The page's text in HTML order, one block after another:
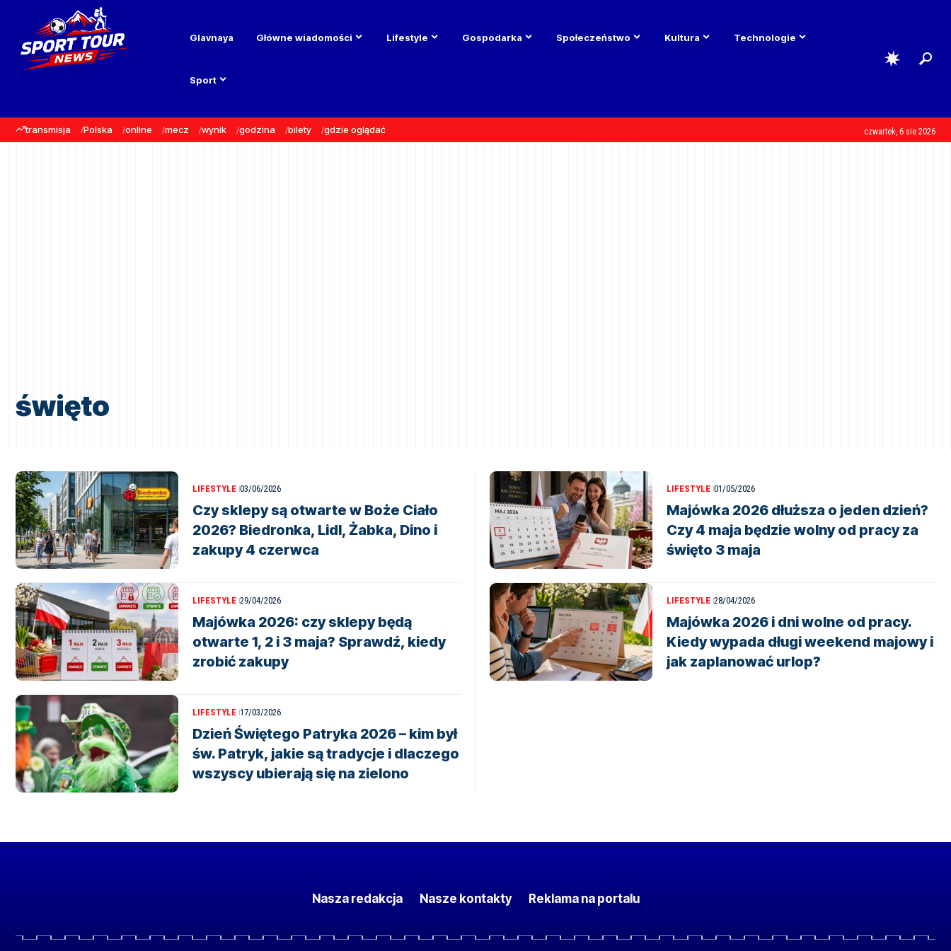
Glavnaya Główne wiadomości Lifestyle Gospodarka Społeczeństwo Kultura Technologie
Sport
transmisja Polska online mecz wynik godzina bilety gdzie oglądać czwartek, 6 sie 2026
święto
LIFESTYLE 03/06/2026
Czy sklepy są otwarte w Boże Ciało
2026? Biedronka, Lidl, Żabka, Dino i
zakupy 4 czerwca
LIFESTYLE 01/05/2026
Majówka 2026 dłuższa o jeden dzień?
Czy 4 maja będzie wolny od pracy za
święto 3 maja
LIFESTYLE 29/04/2026
Majówka 2026: czy sklepy będą
otwarte 1, 2 i 3 maja? Sprawdź, kiedy
zrobić zakupy
LIFESTYLE 28/04/2026
Majówka 2026 i dni wolne od pracy.
Kiedy wypada długi weekend majowy i
jak zaplanować urlop?
LIFESTYLE 17/03/2026
Dzień Świętego Patryka 2026 – kim był
św. Patryk, jakie są tradycje i dlaczego
wszyscy ubierają się na zielono
Nasza redakcja Nasze kontakty Reklama na portalu